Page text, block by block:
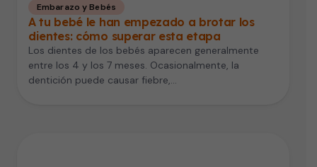
Embarazo y Bebés
A tu bebé le han empezado a brotar los
dientes: cómo superar esta etapa
Los dientes de los bebés aparecen generalmente
entre los 4 y los 7 meses. Ocasionalmente, la
dentición puede causar fiebre,…